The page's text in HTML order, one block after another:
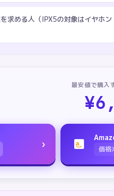
求める人（IPX5の対象はイヤホン
最安値で購入
¥
› a
価格